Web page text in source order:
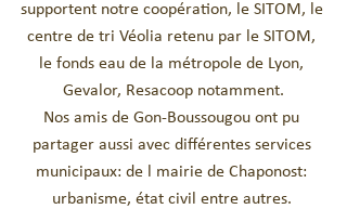
supportent notre coopération, le SITOM, le
centre de tri Véolia retenu par le SITOM,
le fonds eau de la métropole de Lyon,
Gevalor, Resacoop notamment.
Nos amis de Gon-Boussougou ont pu
partager aussi avec différentes services
municipaux: de l mairie de Chaponost:
urbanisme, état civil entre autres.